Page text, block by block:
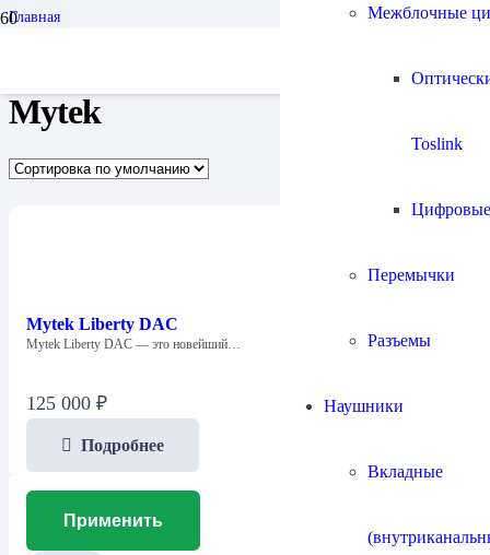
Межблочные
Toslink
Цифровые
Перемычки
Разъемы
Наушники
Вкладные
Главная
Mytek
Mytek Liberty DAC
Mytek Liberty DAC — это новейший…
125 000 ₽
Подробнее
Применить